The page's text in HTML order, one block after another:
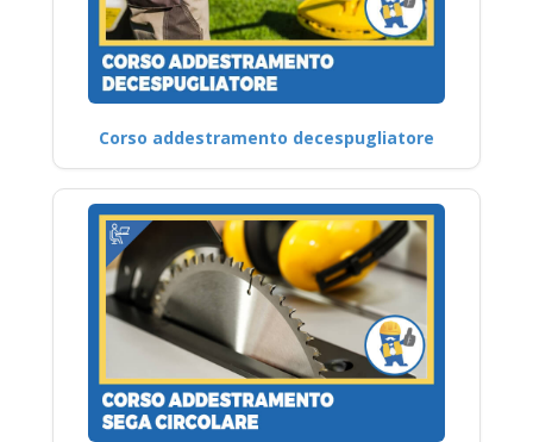
Corso addestramento decespugliatore